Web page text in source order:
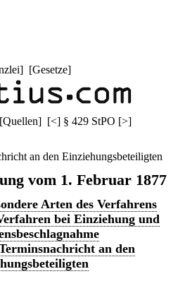
] [Gesetze]
Quellen] [<] § 429 StPO [>]
an den Einziehungsbeteiligten
vom 1. Februar 1877
Arten des Verfahrens
bei Einziehung und
an den